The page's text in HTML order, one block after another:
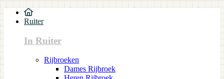
Ruiter
In Ruiter
Rijbroeken
Dames Rijbroek